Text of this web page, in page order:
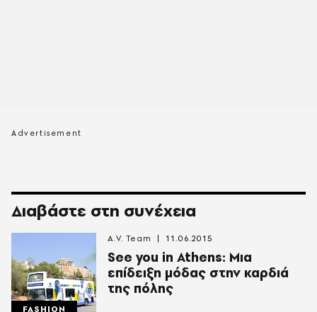
Διαβάστε στη συνέχεια
FASHION
See you in Athens: Μια
επίδειξη μόδας στην καρδιά
της πόλης
A.V. Team 11.06.2015